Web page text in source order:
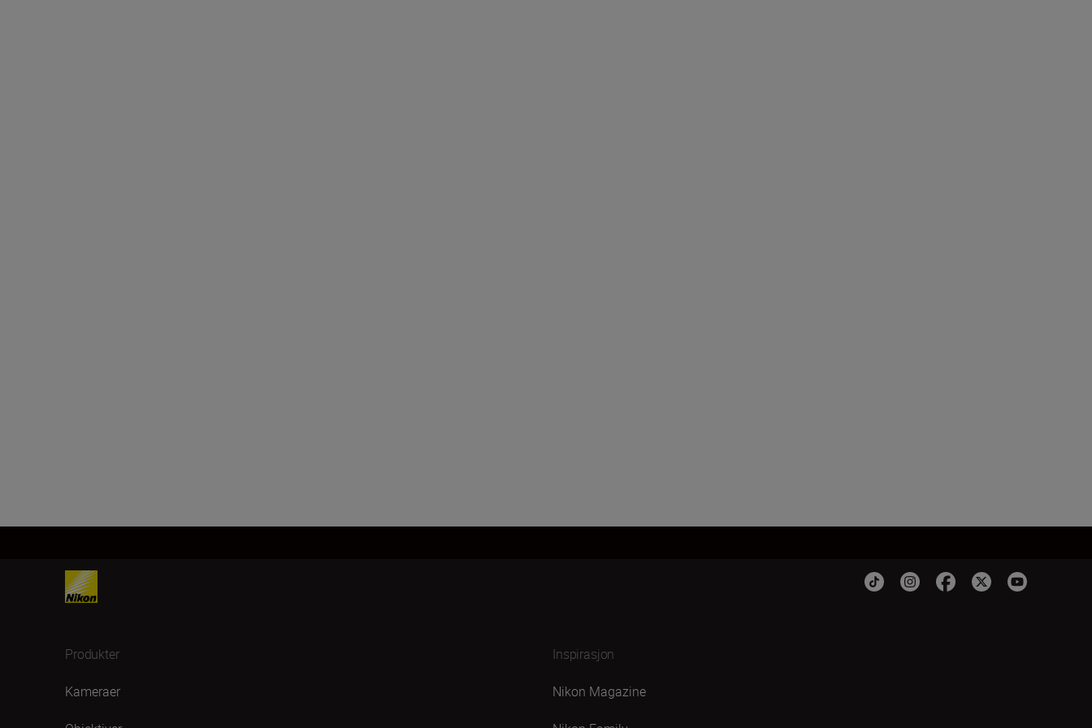
Produkter
Kameraer
Inspirasjon
Nikon Magazine